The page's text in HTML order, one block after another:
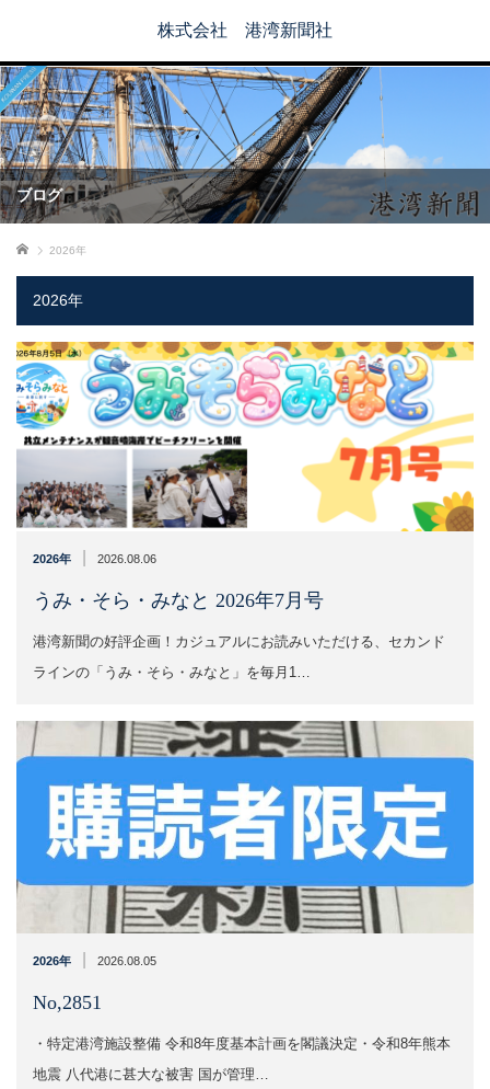
株式会社 港湾新聞社
ブログ
ホーム 2026年
2026年
2026年 2026.08.06
うみ・そら・みなと 2026年7月号
港湾新聞の好評企画！カジュアルにお読みいただける、セカンド
ラインの「うみ・そら・みなと」を毎月1…
2026年 2026.08.05
No,2851
・特定港湾施設整備 令和8年度基本計画を閣議決定・令和8年熊本
地震 八代港に甚大な被害 国が管理…